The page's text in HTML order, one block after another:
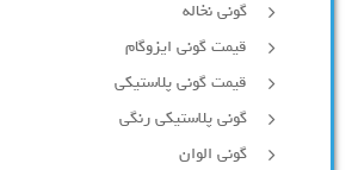
گونی نخاله
قیمت گونی ایزوگام
قیمت گونی پلاستیکی
گونی پلاستیکی رنگی
گونی الوان